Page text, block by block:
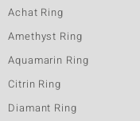
Achat Ring
Amethyst Ring
Aquamarin Ring
Citrin Ring
Diamant Ring